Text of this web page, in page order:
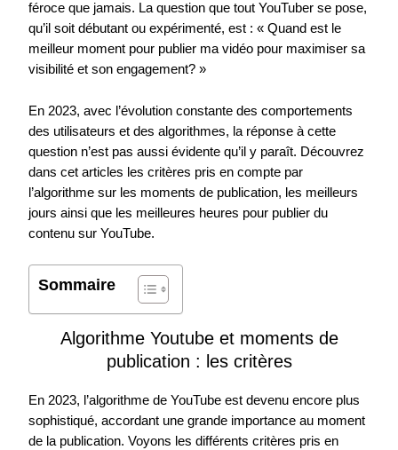
féroce que jamais. La question que tout YouTuber se pose,
qu’il soit débutant ou expérimenté, est : « Quand est le
meilleur moment pour publier ma vidéo pour maximiser sa
visibilité et son engagement? »
En 2023, avec l’évolution constante des comportements
des utilisateurs et des algorithmes, la réponse à cette
question n’est pas aussi évidente qu’il y paraît. Découvrez
dans cet articles les critères pris en compte par
l’algorithme sur les moments de publication, les meilleurs
jours ainsi que les meilleures heures pour publier du
contenu sur YouTube.
Sommaire
Algorithme Youtube et moments de
publication : les critères
En 2023, l’algorithme de YouTube est devenu encore plus
sophistiqué, accordant une grande importance au moment
de la publication. Voyons les différents critères pris en